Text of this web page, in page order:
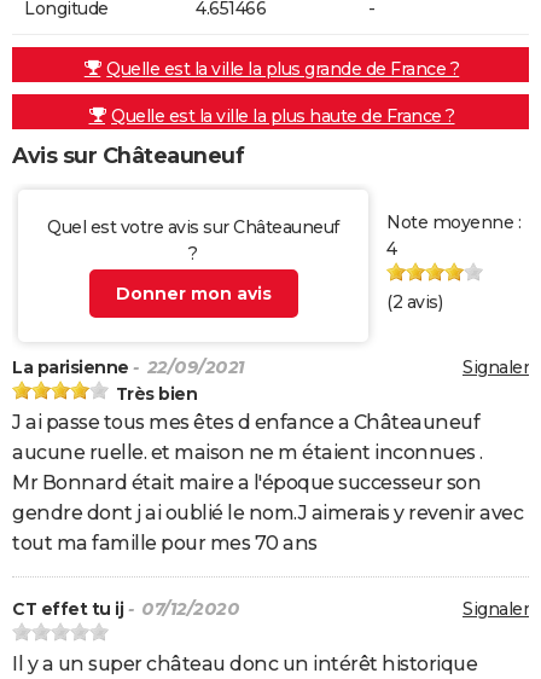
Longitude 4.651466 -
Quelle est la ville la plus grande de France ?
Quelle est la ville la plus haute de France ?
Avis sur Châteauneuf
Quel est votre avis sur Châteauneuf
?
Donner mon avis
Note moyenne :
4
(2 avis)
Signaler
La parisienne - 22/09/2021
Très bien
J ai passe tous mes êtes d enfance a Châteauneuf
aucune ruelle. et maison ne m étaient inconnues .
Mr Bonnard était maire a l'époque successeur son
gendre dont j ai oublié le nom.J aimerais y revenir avec
tout ma famille pour mes 70 ans
Signaler
CT effet tu ij - 07/12/2020
Il y a un super château donc un intérêt historique